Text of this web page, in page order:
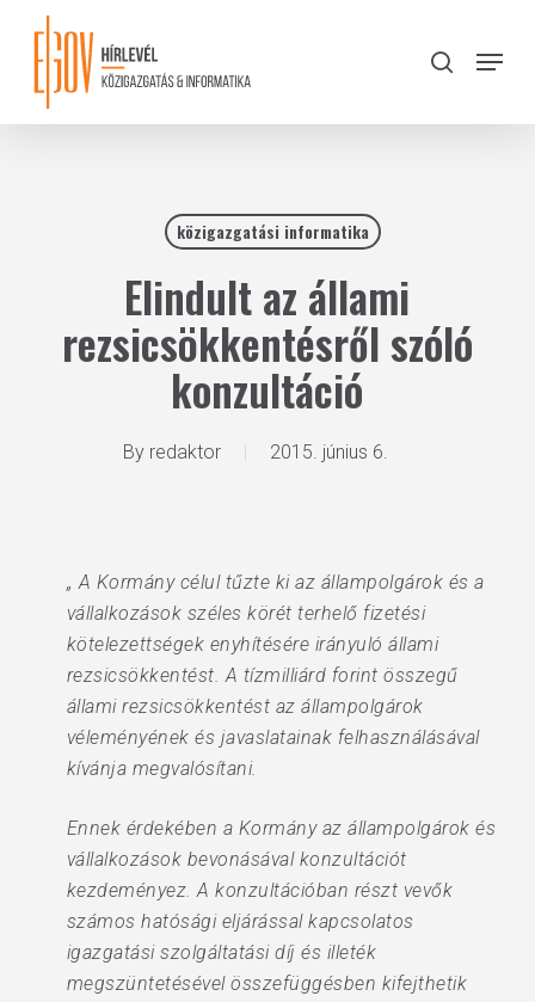
content
search
Menu
közigazgatási informatika
Elindult az állami
rezsicsökkentésről szóló
konzultáció
By redaktor 2015. június 6.
„ A Kormány célul tűzte ki az állampolgárok és a
vállalkozások széles körét terhelő fizetési
kötelezettségek enyhítésére irányuló állami
rezsicsökkentést. A tízmilliárd forint összegű
állami rezsicsökkentést az állampolgárok
véleményének és javaslatainak felhasználásával
kívánja megvalósítani.
Ennek érdekében a Kormány az állampolgárok és
vállalkozások bevonásával konzultációt
kezdeményez. A konzultációban részt vevők
számos hatósági eljárással kapcsolatos
igazgatási szolgáltatási díj és illeték
megszüntetésével összefüggésben kifejthetik
Close